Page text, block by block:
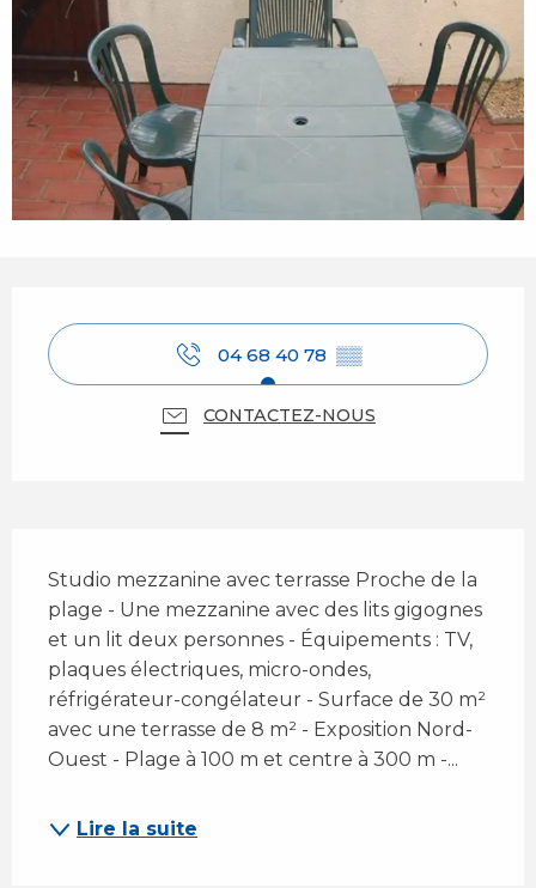
04 68 40 78 ▒▒
CONTACTEZ-NOUS
Studio mezzanine avec terrasse Proche de la
plage - Une mezzanine avec des lits gigognes
et un lit deux personnes - Équipements : TV,
plaques électriques, micro-ondes,
réfrigérateur-congélateur - Surface de 30 m²
avec une terrasse de 8 m² - Exposition Nord-
Ouest - Plage à 100 m et centre à 300 m -...
Lire la suite